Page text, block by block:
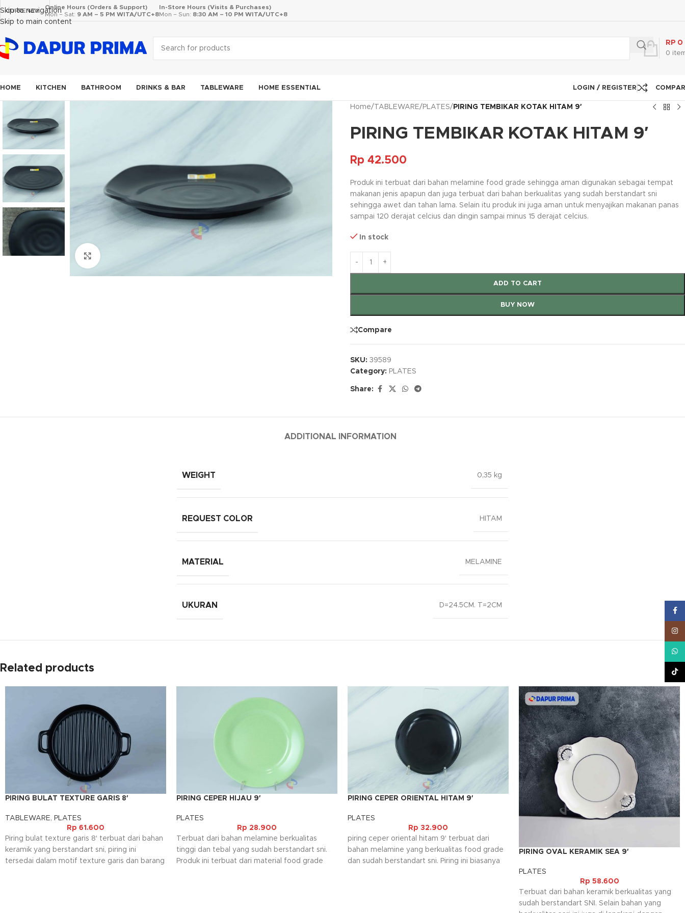
Skip to navigation
Skip to main content
CURRENCY
Online Hours (Orders & Support)
Mon – Sat: 9 AM – 5 PM WITA/UTC+8
In-Store Hours (Visits & Purchases)
Mon – Sun: 8:30 AM – 10 PM WITA/UTC+8
0
RP 0
HOME KITCHEN BATHROOM DRINKS & BAR TABLEWARE HOME ESSENTIAL LOGIN / REGISTER
Home/ TABLEWARE/ PLATES/ PIRING TEMBIKAR KOTAK HITAM 9′
PIRING TEMBIKAR KOTAK HITAM 9′
Rp 42.500
Produk ini terbuat dari bahan melamine food grade sehingga aman digunakan sebagai tempat
makanan jenis apapun dan juga terbuat dari bahan berkualitas yang sudah berstandart sni
sehingga awet dan tahan lama. Selain itu produk ini juga aman untuk menyajikan makanan panas
sampai 120 derajat celcius dan dingin sampai minus 15 derajat celcius.
In stock
ADD TO CART
BUY NOW
Compare
SKU: 39589
Category: PLATES
Share:
ADDITIONAL INFORMATION
WEIGHT 0,35 kg
REQUEST COLOR HITAM
MATERIAL MELAMINE
UKURAN D=24.5CM. T=2CM
Related products
PIRING BULAT TEXTURE GARIS 8′
TABLEWARE, PLATES
Rp 61.600
Piring bulat texture garis 8' terbuat dari bahan
keramik yang berstandart sni, piring ini
tersedai dalam motif texture garis dan barang
PIRING CEPER HIJAU 9′
PLATES
Rp 28.900
Terbuat dari bahan melamine berkualitas
tinggi dan tebal yang sudah berstandart sni.
Produk ini terbuat dari material food grade
PIRING CEPER ORIENTAL HITAM 9′
PLATES
Rp 32.900
piring ceper oriental hitam 9' terbuat dari
bahan melamine yang berkualitas food grade
dan sudah berstandart sni. Piring ini biasanya
PIRING OVAL KERAMIK SEA 9′
PLATES
Rp 58.600
Terbuat dari bahan keramik berkualitas yang
sudah berstandart SNI. Selain bahan yang